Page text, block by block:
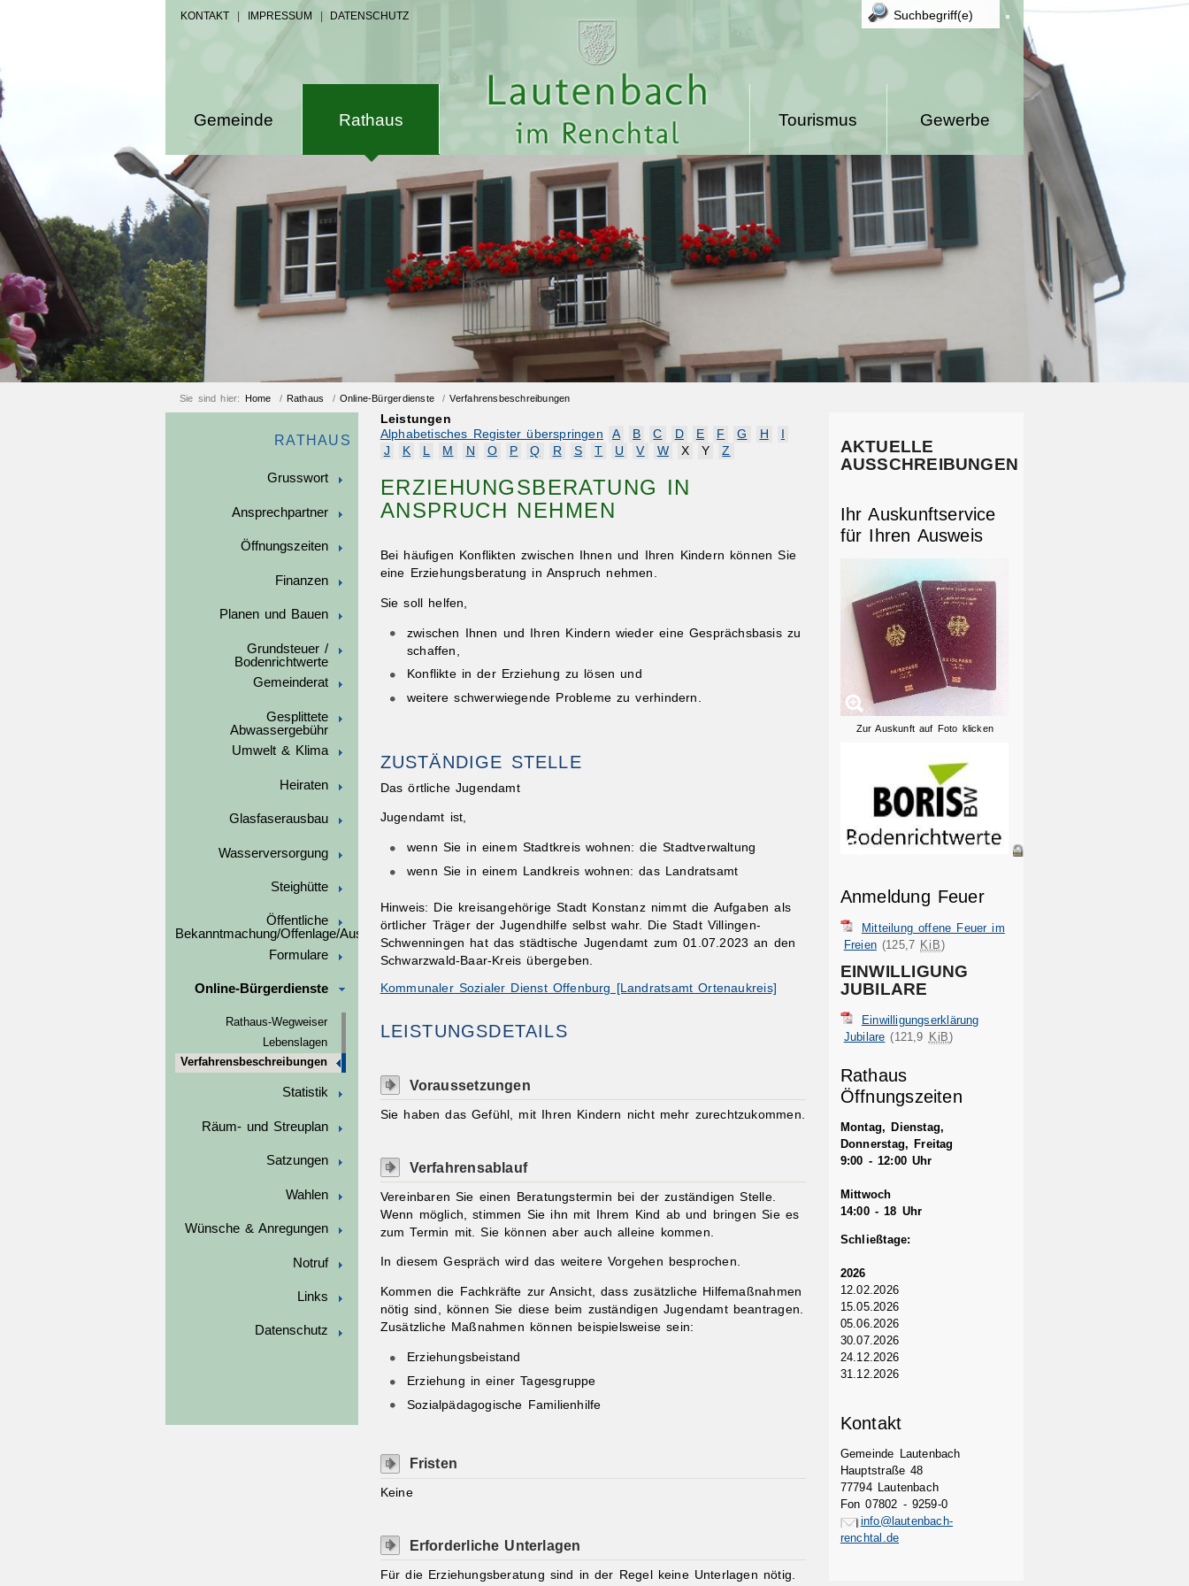
KONTAKT IMPRESSUM DATENSCHUTZ
Gemeinde Rathaus Gewerbe
Tourismus
Sie sind hier: Home / Rathaus / Online-Bürgerdienste /Verfahrensbeschreibungen
RATHAUS
Grusswort
Ansprechpartner
Öffnungszeiten
Finanzen
Planen und Bauen
Grundsteuer /
Bodenrichtwerte
Gemeinderat
Gesplittete
Abwassergebühr
Umwelt & Klima
Heiraten
Glasfaserausbau
Wasserversorgung
Steighütte
Öffentliche
Bekanntmachung/Offenlage/Ausschreibungen
Formulare
Online-Bürgerdienste
Rathaus-Wegweiser
Lebenslagen
Verfahrensbeschreibungen
Statistik
Räum- und Streuplan
Satzungen
Wahlen
Wünsche & Anregungen
Notruf
Links
Datenschutz
Leistungen
Alphabetisches Register überspringen
A B C D E F G H
J
K L M N O P Q R S T U V W X Y Z
ERZIEHUNGSBERATUNG IN
ANSPRUCH NEHMEN
Bei häufigen Konflikten zwischen Ihnen und Ihren Kindern können Sie
eine Erziehungsberatung in Anspruch nehmen.
Sie soll helfen,
zwischen Ihnen und Ihren Kindern wieder eine Gesprächsbasis zu
schaffen,
Konflikte in der Erziehung zu lösen und
weitere schwerwiegende Probleme zu verhindern.
ZUSTÄNDIGE STELLE
Das örtliche Jugendamt
Jugendamt ist,
wenn Sie in einem Stadtkreis wohnen: die Stadtverwaltung
wenn Sie in einem Landkreis wohnen: das Landratsamt
Hinweis: Die kreisangehörige Stadt Konstanz nimmt die Aufgaben als
örtlicher Träger der Jugendhilfe selbst wahr. Die Stadt Villingen-
Schwenningen hat das städtische Jugendamt zum 01.07.2023 an den
Schwarzwald-Baar-Kreis übergeben.
Kommunaler Sozialer Dienst Offenburg [Landratsamt Ortenaukreis]
LEISTUNGSDETAILS
Voraussetzungen
Sie haben das Gefühl, mit Ihren Kindern nicht mehr zurechtzukommen.
Verfahrensablauf
Vereinbaren Sie einen Beratungstermin bei der zuständigen Stelle.
Wenn möglich, stimmen Sie ihn mit Ihrem Kind ab und bringen Sie es
zum Termin mit. Sie können aber auch alleine kommen.
In diesem Gespräch wird das weitere Vorgehen besprochen.
Kommen die Fachkräfte zur Ansicht, dass zusätzliche Hilfemaßnahmen
nötig sind , können Sie diese beim zuständigen Jugendamt beantragen.
Zusätzliche Maßnahmen können beispielsweise sein:
Erziehungsbeistand
Erziehung in einer Tagesgruppe
Sozialpädagogische Familienhilfe
Fristen
Keine
Erforderliche Unterlagen
Für die Erziehungsberatung sind in der Regel keine Unterlagen nötig.
AKTUELLE
AUSSCHREIBUNGEN
Ihr Auskunftservice
für Ihren Ausweis
Zur Auskunft auf Foto klicken
Anmeldung Feuer
Mitteilung offene Feuer im
Freien (125,7 KiB)
EINWILLIGUNG
JUBILARE
Einwilligungserklärung
Jubilare (121,9 KiB)
Rathaus
Öffnungszeiten
Montag, Dienstag,
Donnerstag, Freitag
9:00 - 12:00 Uhr
Mittwoch
14:00 - 18 Uhr
Schließtage:
2026
12.02.2026
15.05.2026
05.06.2026
30.07.2026
24.12.2026
31.12.2026
Kontakt
Gemeinde Lautenbach
Hauptstraße 48
77794 Lautenbach
Fon 07802 - 9259-0
info@lautenbach-
renchtal.de